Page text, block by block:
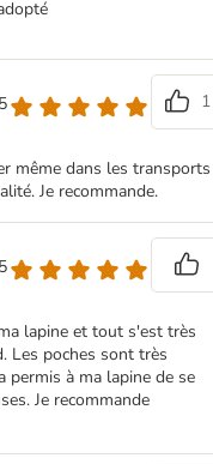
1
même dans les transports
Je recommande.
lapine et tout s'est très
Les poches sont très
permis à ma lapine de se
Je recommande